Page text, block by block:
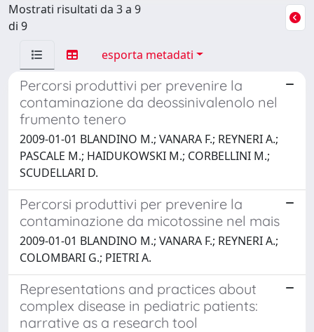
Mostrati risultati da 3 a 9
di 9
esporta metadati
Percorsi produttivi per prevenire la
contaminazione da deossinivalenolo nel
frumento tenero
2009-01-01 BLANDINO M.; VANARA F.; REYNERI A.;
PASCALE M.; HAIDUKOWSKI M.; CORBELLINI M.;
SCUDELLARI D.
Percorsi produttivi per prevenire la
contaminazione da micotossine nel mais
2009-01-01 BLANDINO M.; VANARA F.; REYNERI A.;
COLOMBARI G.; PIETRI A.
Representations and practices about
complex disease in pediatric patients:
narrative as a research tool